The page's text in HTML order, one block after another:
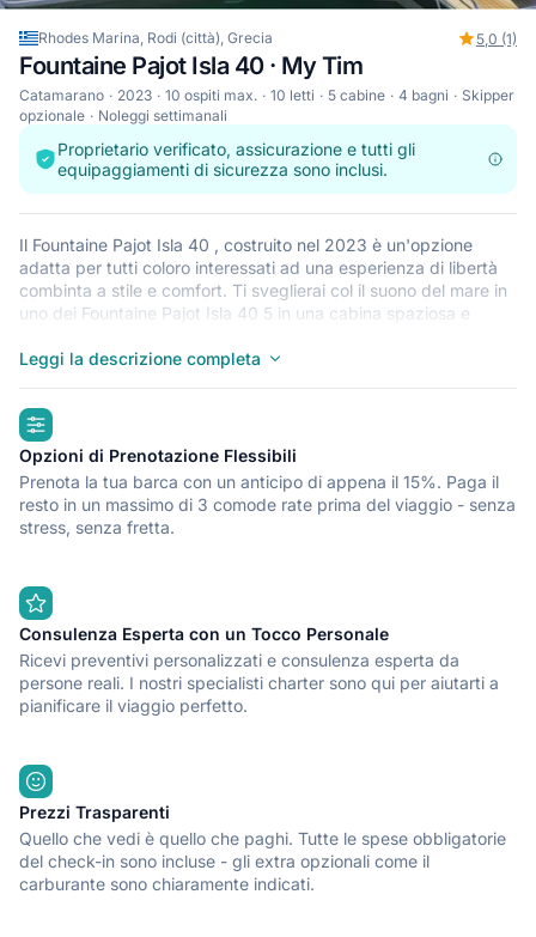
Rhodes Marina, Rodi (città), Grecia 5,0 (1)
Fountaine Pajot Isla 40 · My Tim
Catamarano 2023 10 ospiti max. 10 letti 5 cabine 4 bagni
Skipper
opzionale
Noleggi settimanali
Proprietario verificato, assicurazione e tutti gli
equipaggiamenti di sicurezza sono inclusi.
Il Fountaine Pajot Isla 40 , costruito nel 2023 è un'opzione
adatta per tutti coloro interessati ad una esperienza di libertà
combinta a stile e comfort. Ti sveglierai col il suono del mare in
uno dei Fountaine Pajot Isla 40 5 in una cabina spaziosa e
ed è ideale per passare tempo prezioso in relax con la propria
Come tutti i Isla 40 Catamarani, questa barca offre un piano
largo perfetto per passare tempo in comodità. Il Fountaine
Pajot Isla 40 è disponibile nella Rhodes Marina Rodi (città), un
punto di partenza perfetto per esplorare il Grecia in barca.
Buona vacanza!
Leggi la descrizione completa
highlights
Opzioni di Prenotazione Flessibili
Prenota la tua barca con un anticipo di appena il 15%. Paga il
resto in un massimo di 3 comode rate prima del viaggio - senza
stress, senza fretta.
Consulenza Esperta con un Tocco Personale
Ricevi preventivi personalizzati e consulenza esperta da
persone reali. I nostri specialisti charter sono qui per aiutarti a
pianificare il viaggio perfetto.
Prezzi Trasparenti
Quello che vedi è quello che paghi. Tutte le spese obbligatorie
del check-in sono incluse - gli extra opzionali come il
carburante sono chiaramente indicati.